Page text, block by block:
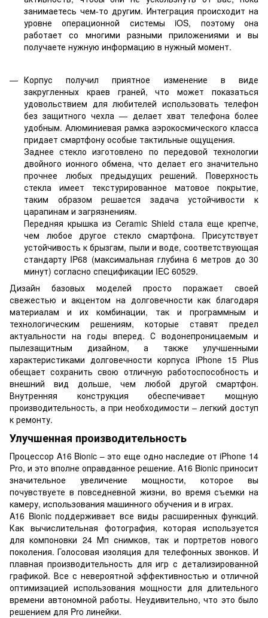
занимаетесь чем-то другим. Интеграция происходит на
уровне операционной системы iOS, поэтому она
работает со многими разными приложениями и вы
получаете нужную информацию в нужный момент.
Корпус получил приятное изменение в виде
закругленных краев граней, что может показаться
удовольствием для любителей использовать телефон
без защитного чехла — делает хват телефона более
удобным. Алюминиевая рамка аэрокосмического класса
придает смартфону особые тактильные ощущения.
Заднее стекло изготовлено по передовой технологии
двойного ионного обмена, что делает его значительно
прочнее любых предыдущих решений. Поверхность
стекла имеет текстурированное матовое покрытие,
таким образом решается задача устойчивости к
царапинам и загрязнениям.
Передняя крышка из Ceramic Shield стала еще крепче,
чем любое другое стекло смартфона. Присутствует
устойчивость к брызгам, пыли и воде, соответствующая
стандарту IP68 (максимальная глубина 6 метров до 30
минут) согласно спецификации IEC 60529.
Дизайн базовых моделей просто поражает своей
свежестью и акцентом на долговечности как благодаря
материалам и их комбинации, так и программным и
технологическим решениям, которые ставят предел
актуальности на годы вперед. С водонепроницаемым и
пылезащитным дизайном, а также улучшенными
характеристиками долговечности корпуса iPhone 15 Plus
обещает сохранить свою отличную работоспособность и
внешний вид дольше, чем любой другой смартфон.
Внутренняя конструкция обеспечивает мощную
производительность, а при необходимости – легкий доступ
к ремонту.
Улучшенная производительность
Процессор A16 Bionic – это еще одно наследие от iPhone 14
Pro, и это вполне оправданное решение. A16 Bionic приносит
значительное увеличение мощности, которое вы
почувствуете в повседневной жизни, во время съемки на
камеру, использования машинного обучения и в играх.
A16 Bionic поддерживает все виды расширенных функций.
Как вычислительная фотография, которая используется
для компоновки 24 Мп снимков, так и портретов нового
поколения. Голосовая изоляция для телефонных звонков. И
плавная производительность для игр с детализированной
графикой. Все с невероятной эффективностью и отличной
оптимизацией использования мощности для длительного
времени автономной работы. Неудивительно, что это было
решением для Pro линейки.